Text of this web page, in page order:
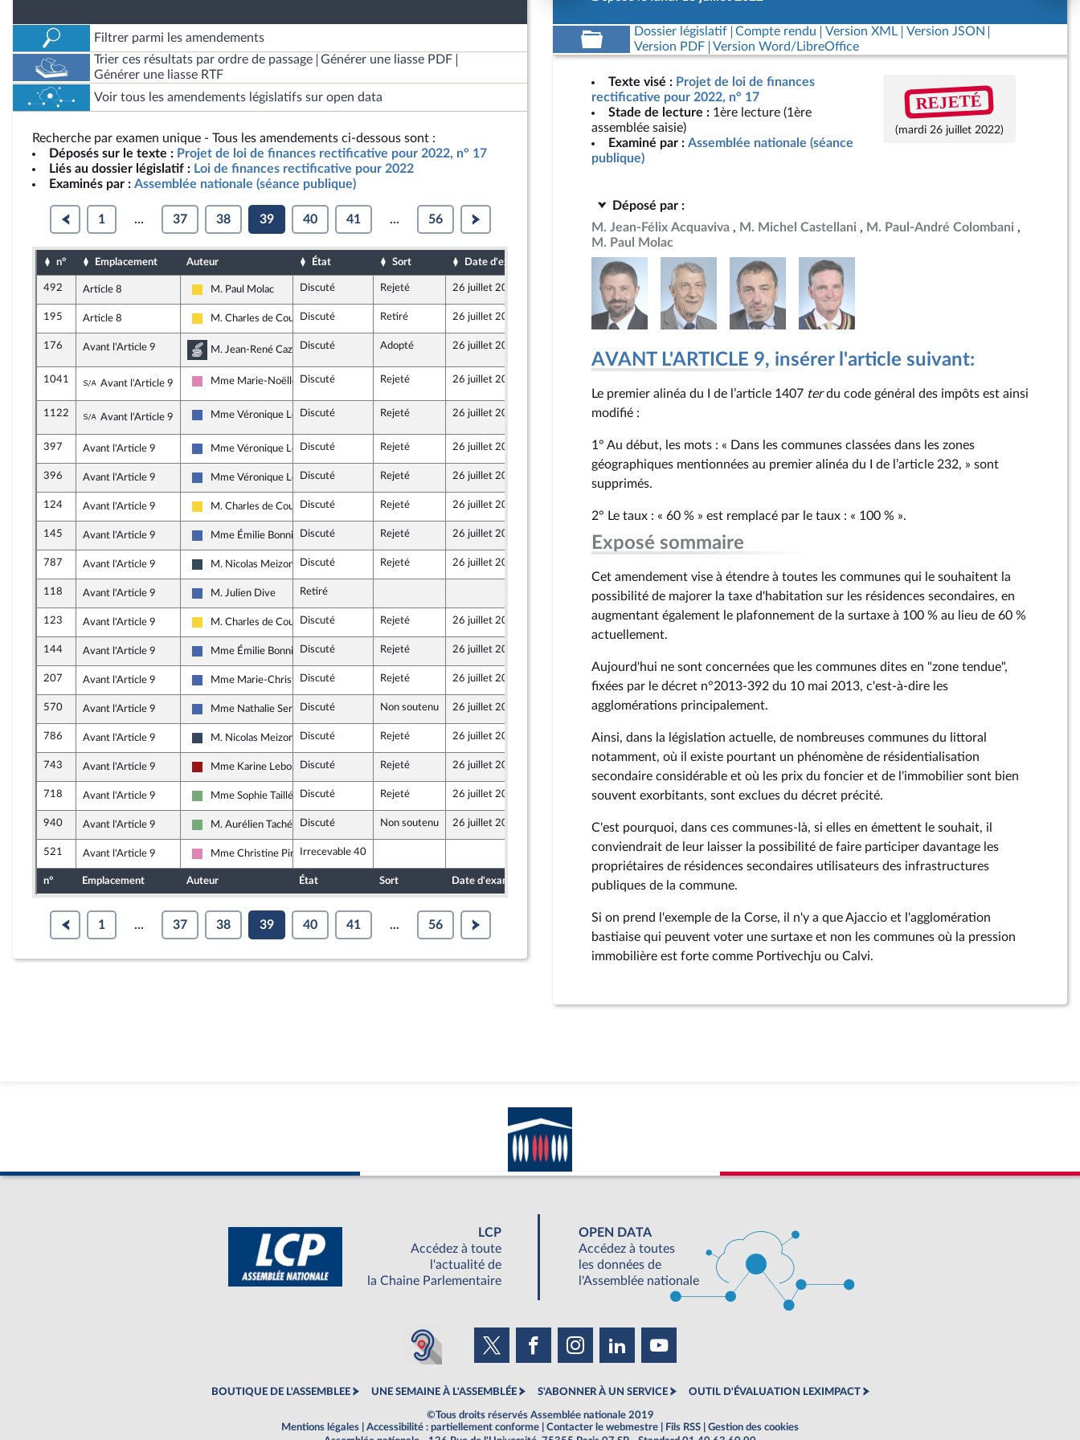
Filtrer parmi les amendements
Trier ces résultats par ordre de passage
Générer une liasse PDF
Générer une liasse RTF
Voir tous les amendements législatifs sur open data
Recherche par examen unique - Tous les amendements ci-dessous sont :
Déposés sur le texte : Projet de loi de finances rectificative pour 2022, n° 17
Liés au dossier législatif : Loi de finances rectificative pour 2022
Examinés par : Assemblée nationale (séance publique)
1 ... 37 38 39 40 41 ... 56
n° Emplacement Auteur État Sort Date d'examen Date de dépôt
492 Article 8
Libertés, Indépendants, Outre-mer et Territoires
M. Paul Molac Discuté Rejeté 26 juillet 2022 18 juillet 2022
195 Article 8
Libertés, Indépendants, Outre-mer et Territoires
M. Charles de CoursonDiscuté Retiré 26 juillet 2022 15 juillet 2022
176 Avant l'Article 9 Commission des finances, de l'économie générale et du contrôle budgétaire
M. Jean-René Cazeneuve, rapporteur de la commission des finances
Discuté Adopté 26 juillet 2022
1041 Sous-amendement de l'amendement n°176
Avant l'Article 9 Socialistes et apparentés (membre de l’intergroupe NUPES)
Mme Marie-Noëlle Battistel
Discuté Rejeté 26 juillet 2022
1122 Sous-amendement de l'amendement n°176
Avant l'Article 9 Les Républicains
Mme Véronique Louwagie
Discuté Rejeté 26 juillet 2022 26 juillet 2022
397 Avant l'Article 9
Les Républicains
Mme Véronique Louwagie
Discuté Rejeté 26 juillet 2022 17 juillet 2022
396 Avant l'Article 9
Les Républicains
Mme Véronique Louwagie
Discuté Rejeté 26 juillet 2022
124 Avant l'Article 9
Libertés, Indépendants, Outre-mer et Territoires
M. Charles de CoursonDiscuté Rejeté 26 juillet 2022
145 Avant l'Article 9
Les Républicains
Mme Émilie BonnivardDiscuté Rejeté 26 juillet 2022 13 juillet 2022
787 Avant l'Article 9
Rassemblement National
M. Nicolas MeizonnetDiscuté Rejeté 26 juillet 2022
118 Avant l'Article 9
Les Républicains
M. Julien Dive Retiré 13 juillet 2022
123 Avant l'Article 9
Libertés, Indépendants, Outre-mer et Territoires
M. Charles de CoursonDiscuté Rejeté 26 juillet 2022 13 juillet 2022
144 Avant l'Article 9
Les Républicains
Mme Émilie BonnivardDiscuté Rejeté 26 juillet 2022
207 Avant l'Article 9
Les Républicains
Mme Marie-Christine Dalloz
Discuté Rejeté 26 juillet 2022
570 Avant l'Article 9
Les Républicains
Mme Nathalie SerreDiscuté Non soutenu 26 juillet 2022 18 juillet 2022
786 Avant l'Article 9
Rassemblement National
M. Nicolas MeizonnetDiscuté Rejeté 26 juillet 2022 18 juillet 2022
743 Avant l'Article 9
Gauche démocrate et républicaine - NUPES
Mme Karine Lebon Discuté Rejeté 26 juillet 2022
718 Avant l'Article 9
Écologiste - NUPES
Mme Sophie Taillé-Polian
Discuté Rejeté 26 juillet 2022 18 juillet 2022
940 Avant l'Article 9
Écologiste - NUPES
M. Aurélien Taché Discuté Non soutenu 26 juillet 2022 18 juillet 2022
521 Avant l'Article 9
Socialistes et apparentés (membre de l’intergroupe NUPES)
Mme Christine Pirès Beaune
Irrecevable 40 18 juillet 2022
n° Emplacement Auteur État Sort Date d'examen Date de dépôt
1 ... 37 38 39 40 41 ... 56
Dossier législatif Compte rendu Version XML
Version JSON
Version PDF
Version Word/LibreOffice
Texte visé : Projet de loi de finances
rectificative pour 2022, n° 17
Stade de lecture : 1ère lecture (1ère
assemblée saisie)
Examiné par : Assemblée nationale (séance
publique)
REJETÉ
(mardi 26 juillet 2022)
Déposé par :
M. Jean-Félix Acquaviva
M. Michel Castellani
M. Paul-André Colombani
M. Paul Molac
AVANT L'ARTICLE 9, insérer l'article suivant:
Le premier alinéa du I de l’article 1407 terdu code général des impôts est ainsi
modifié :
1° Au début, les mots : « Dans les communes classées dans les zones
géographiques mentionnées au premier alinéa du I de l’article 232, » sont
supprimés.
2° Le taux : « 60 % » est remplacé par le taux : « 100 % ».
Exposé sommaire
Cet amendement vise à étendre à toutes les communes qui le souhaitent la
possibilité de majorer la taxe d'habitation sur les résidences secondaires, en
augmentant également le plafonnement de la surtaxe à 100 % au lieu de 60 %
actuellement.
Aujourd'hui ne sont concernées que les communes dites en "zone tendue",
fixées par le décret n°2013-392 du 10 mai 2013, c'est-à-dire les
agglomérations principalement.
Ainsi, dans la législation actuelle, de nombreuses communes du littoral
notamment, où il existe pourtant un phénomène de résidentialisation
secondaire considérable et où les prix du foncier et de l'immobilier sont bien
souvent exorbitants, sont exclues du décret précité.
C'est pourquoi, dans ces communes-là, si elles en émettent le souhait, il
conviendrait de leur laisser la possibilité de faire participer davantage les
propriétaires de résidences secondaires utilisateurs des infrastructures
publiques de la commune.
Si on prend l'exemple de la Corse, il n'y a que Ajaccio et l'agglomération
bastiaise qui peuvent voter une surtaxe et non les communes où la pression
immobilière est forte comme Portivechju ou Calvi.
LCP
Accédez à toute
l'actualité de
la Chaine Parlementaire
OPEN DATA
Accédez à toutes
les données de
l'Assemblée nationale
BOUTIQUE DE L'ASSEMBLEE UNE SEMAINE À L'ASSEMBLÉE S'ABONNER À UN SERVICE OUTIL D'ÉVALUATION LEXIMPACT
©Tous droits réservés Assemblée nationale 2019
Mentions légales
Accessibilité : partiellement conforme Contacter le webmestre Fils RSS
Gestion des cookies